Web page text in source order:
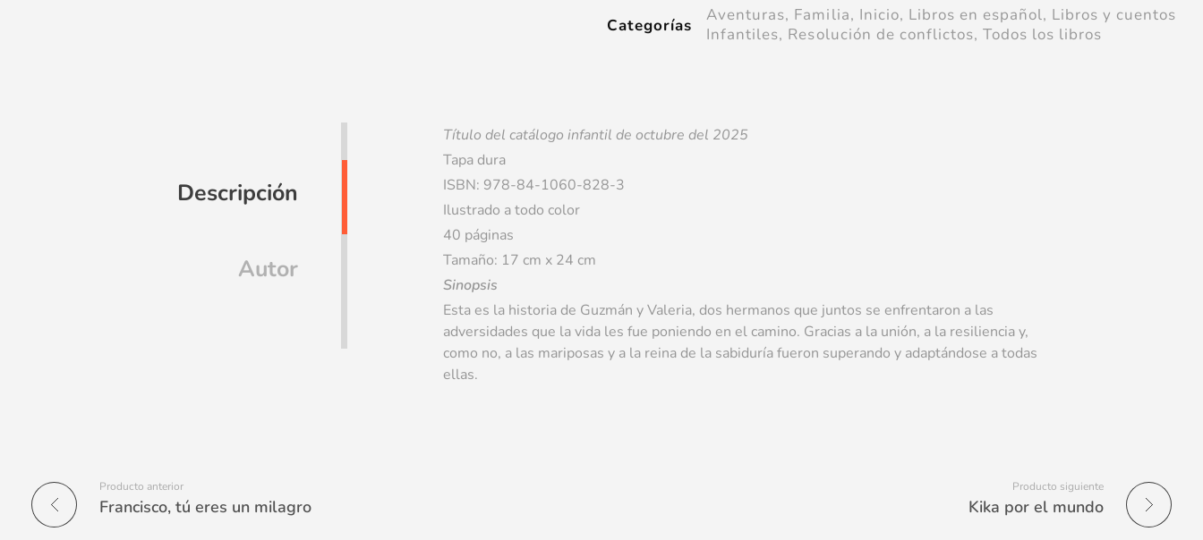
Categorías Aventuras, Familia, Inicio, Libros en español, Libros y cuentos
Infantiles, Resolución de conflictos, Todos los libros
Descripción
Autor
Título del catálogo infantil de octubre del 2025
Tapa dura
ISBN: 978-84-1060-828-3
Ilustrado a todo color
40 páginas
Tamaño: 17 cm x 24 cm
Sinopsis
Esta es la historia de Guzmán y Valeria, dos hermanos que juntos se enfrentaron a las
adversidades que la vida les fue poniendo en el camino. Gracias a la unión, a la resiliencia y,
como no, a las mariposas y a la reina de la sabiduría fueron superando y adaptándose a todas
ellas.
Producto anterior
Francisco, tú eres un milagro
Producto siguiente
Kika por el mundo